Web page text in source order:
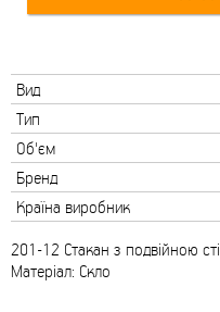
Вид
Тип
Об'єм
Бренд
Країна виробник
201-12 Стакан з подвійною
Матеріал: Скло